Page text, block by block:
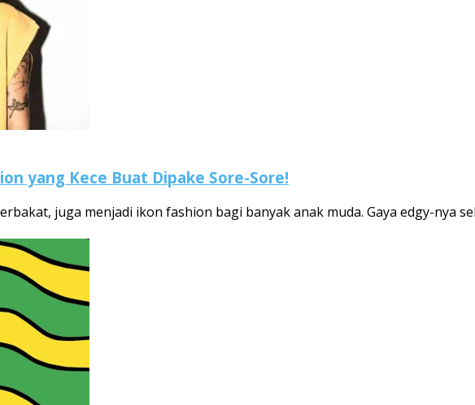
yang Kece Buat Dipake Sore-Sore!
juga menjadi ikon fashion bagi banyak anak muda. Gaya edgy-nya